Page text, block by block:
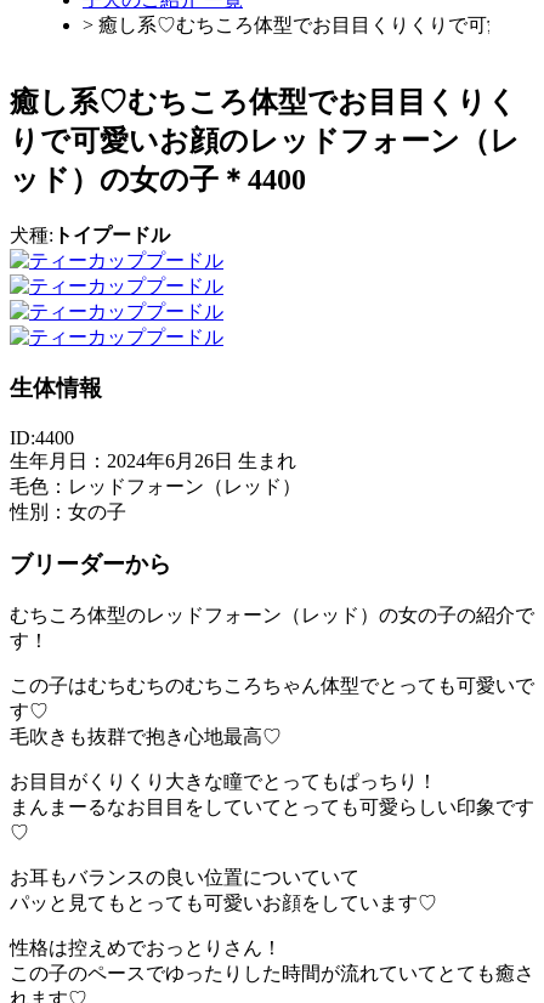
> 癒し系♡むちころ体型でお目目くりくりで可愛い
癒し系♡むちころ体型でお目目くりく
りで可愛いお顔のレッドフォーン（レ
ッド）の女の子＊4400
犬種: トイプードル
生体情報
ID:4400
生年月日：2024年6月26日 生まれ
毛色：レッドフォーン（レッド）
性別：女の子
ブリーダーから
むちころ体型のレッドフォーン（レッド）の女の子の紹介で
す！
この子はむちむちのむちころちゃん体型でとっても可愛いで
す♡
毛吹きも抜群で抱き心地最高♡
お目目がくりくり大きな瞳でとってもぱっちり！
まんまーるなお目目をしていてとっても可愛らしい印象です
♡
お耳もバランスの良い位置についていて
パッと見てもとっても可愛いお顔をしています♡
性格は控えめでおっとりさん！
この子のペースでゆったりした時間が流れていてとても癒さ
れます♡